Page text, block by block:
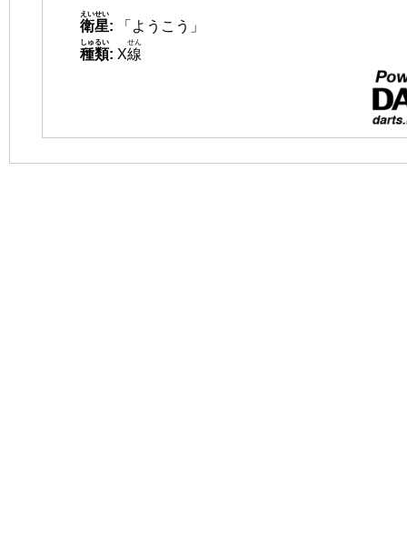
衛星
えいせい
:
「ようこう」
種類
しゅるい
: X線
せん